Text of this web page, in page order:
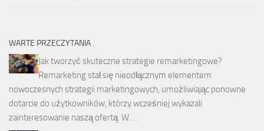
WARTE PRZECZYTANIA
Jak tworzyć skuteczne strategie remarketingowe?
Remarketing stał się nieodłącznym elementem
nowoczesnych strategii marketingowych, umożliwiając ponowne
dotarcie do użytkowników, którzy wcześniej wykazali
zainteresowanie naszą ofertą. W …